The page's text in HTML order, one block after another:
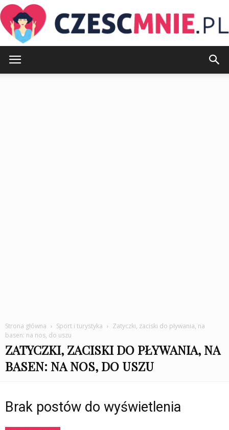
Strona główna Sport i turystyka
Zatyczki, zaciski do pływania, na
basen: na nos, do uszu
ZATYCZKI, ZACISKI DO PŁYWANIA, NA
BASEN: NA NOS, DO USZU
Brak postów do wyświetlenia